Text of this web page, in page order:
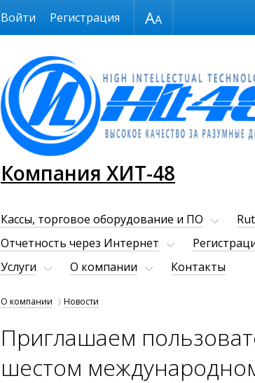
Размер шрифта
Компания ХИТ-48
Войти Регистрация
Кассы, торговое оборудование и ПО
Отчетность через Интернет
Услуги
О компании Контакты
О компании Новости
Приглашаем
шестом